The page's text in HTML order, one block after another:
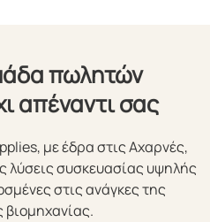
πωλητών
απέναντι σας
με έδρα στις Αχαρνές,
λύσεις συσκευασίας υψηλής
στις ανάγκες της